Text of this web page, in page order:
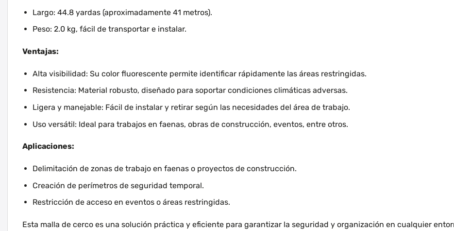
Largo: 44.8 yardas (aproximadamente 41 metros).
Peso: 2.0 kg, fácil de transportar e instalar.
Ventajas:
Alta visibilidad: Su color fluorescente permite identificar rápidamente las áreas restringidas.
Resistencia: Material robusto, diseñado para soportar condiciones climáticas adversas.
Ligera y manejable: Fácil de instalar y retirar según las necesidades del área de trabajo.
Uso versátil: Ideal para trabajos en faenas, obras de construcción, eventos, entre otros.
Aplicaciones:
Delimitación de zonas de trabajo en faenas o proyectos de construcción.
Creación de perímetros de seguridad temporal.
Restricción de acceso en eventos o áreas restringidas.
Esta malla de cerco es una solución práctica y eficiente para garantizar la seguridad y organización en cualquier